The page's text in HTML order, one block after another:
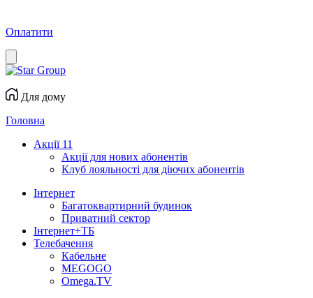
Оплатити
Для дому
Головна
Акції 11
Акції для нових абонентів
Клуб лояльності для діючих абонентів
Інтернет
Багатоквартирний будинок
Приватний сектор
Інтернет+ТБ
Телебачення
Кабельне
MEGOGO
Omega.TV